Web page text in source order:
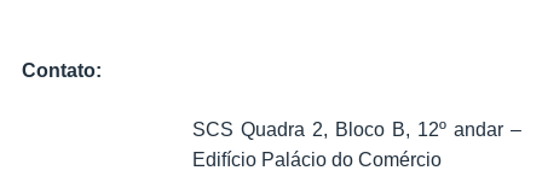
Contato:
SCS Quadra 2, Bloco B, 12º andar –
Edifício Palácio do Comércio